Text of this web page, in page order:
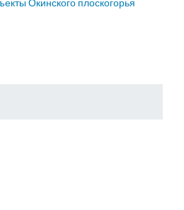
Окинского плоскогорья